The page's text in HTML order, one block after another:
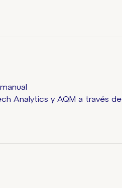
Analytics y AQM a través de